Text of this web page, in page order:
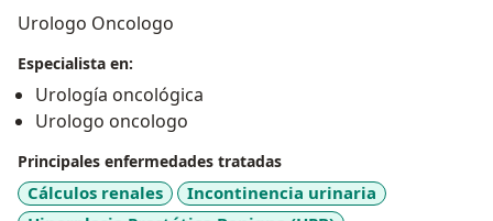
Urologo Oncologo
Especialista en:
Urología oncológica
Urologo oncologo
Principales enfermedades tratadas
Cálculos renales
Incontinencia urinaria